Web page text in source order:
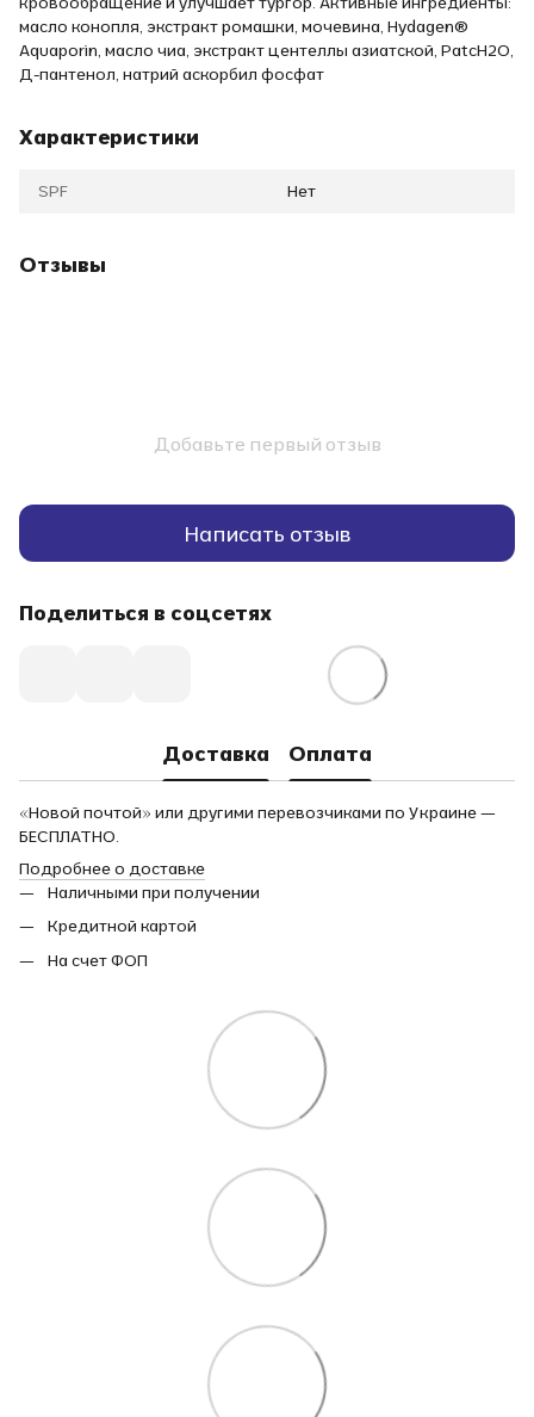
масло конопля, экстракт ромашки, мочевина, Hydagen®
Aquaporin, масло чиа, экстракт центеллы азиатской, PatcH2O,
Д-пантенол, натрий аскорбил фосфат
Характеристики
SPF Нет
Отзывы
Добавьте первый отзыв
Написать отзыв
Поделиться в соцсетях
Доставка Оплата
«Новой почтой» или другими перевозчиками по Украине —
БЕСПЛАТНО.
Подробнее о доставке
Наличными при получении
Кредитной картой
На счет ФОП